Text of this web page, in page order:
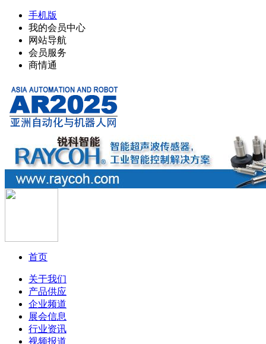
手机版
我的会员中心
网站导航
会员服务
商情通
首页
关于我们
产品供应
企业频道
展会信息
行业资讯
视频报道